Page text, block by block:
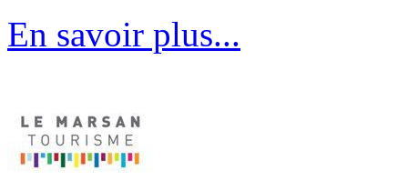
En savoir plus...